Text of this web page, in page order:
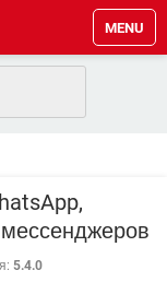
MENU
10
5.4.0